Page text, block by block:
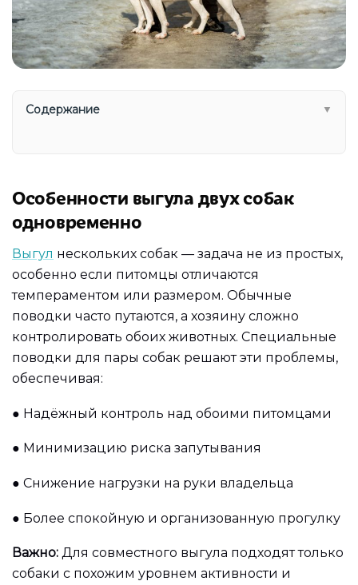
Содержание ▼
Особенности выгула двух собак
одновременно
Выгул нескольких собак — задача не из простых,
особенно если питомцы отличаются
темпераментом или размером. Обычные
поводки часто путаются, а хозяину сложно
контролировать обоих животных. Специальные
поводки для пары собак решают эти проблемы,
обеспечивая:
● Надёжный контроль над обоими питомцами
● Минимизацию риска запутывания
● Снижение нагрузки на руки владельца
● Более спокойную и организованную прогулку
Важно: Для совместного выгула подходят только
собаки с похожим уровнем активности и